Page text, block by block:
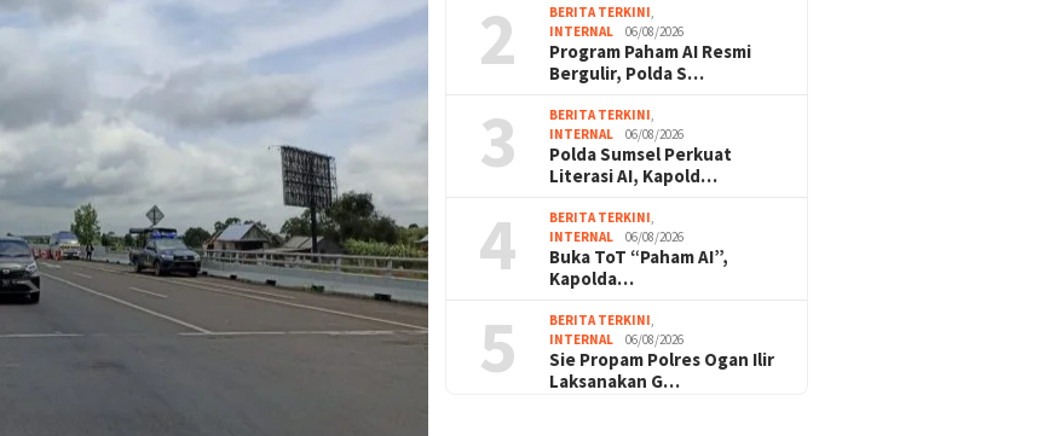
2 BERITA TERKINI
INTERNAL
06/08/2026
Program Paham AI Resmi
Bergulir, Polda S…
3 BERITA TERKINI
INTERNAL
06/08/2026
Polda Sumsel Perkuat
Literasi AI, Kapold…
4 BERITA TERKINI
INTERNAL
06/08/2026
Buka ToT “Paham AI”,
Kapolda…
5 BERITA TERKINI
INTERNAL
06/08/2026
Sie Propam Polres Ogan Ilir
Laksanakan G…